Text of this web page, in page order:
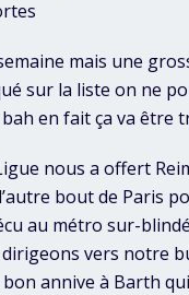
mais une
sur la liste on ne
en fait ça va être
nous a offert
bout de Paris
au métro sur-
vers notre
annive à Barth